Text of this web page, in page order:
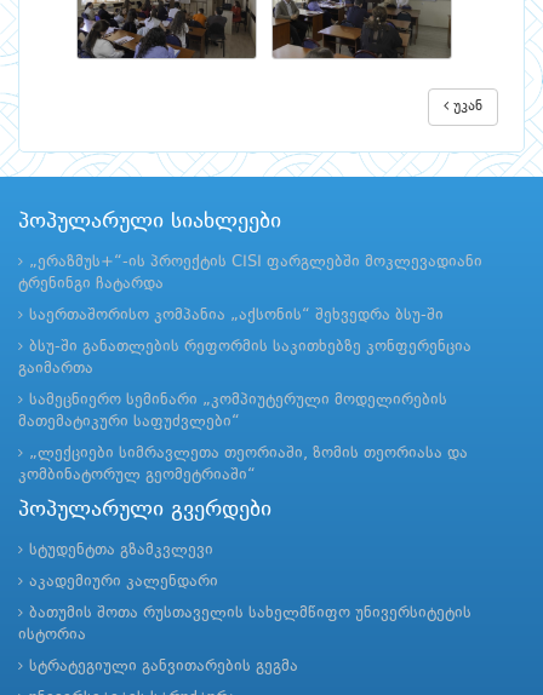
უკან
პოპულარული სიახლეები
„ერაზმუს+“-ის პროექტის CISI ფარგლებში მოკლევადიანი
ტრენინგი ჩატარდა
საერთაშორისო კომპანია „აქსონის“ შეხვედრა ბსუ-ში
ბსუ-ში განათლების რეფორმის საკითხებზე კონფერენცია
გაიმართა
სამეცნიერო სემინარი „კომპიუტერული მოდელირების
მათემატიკური საფუძვლები“
„ლექციები სიმრავლეთა თეორიაში, ზომის თეორიასა და
კომბინატორულ გეომეტრიაში“
პოპულარული გვერდები
სტუდენტთა გზამკვლევი
აკადემიური კალენდარი
ბათუმის შოთა რუსთაველის სახელმწიფო უნივერსიტეტის
ისტორია
სტრატეგიული განვითარების გეგმა